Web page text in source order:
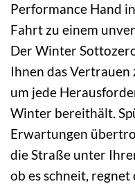
Performance Hand
Fahrt zu einem
Der Winter
Ihnen das Vertrauen
um jede
Winter bereithält.
Erwartungen
die Straße unter
ob es schneit,